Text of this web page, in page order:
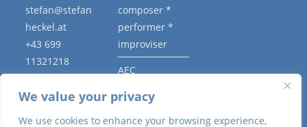
We value your privacy
We use cookies to enhance your browsing experience,
stefan@stefan
heckel.at
+43 699
11321218
composer *
performer *
improviser
AEC
Européenne
des